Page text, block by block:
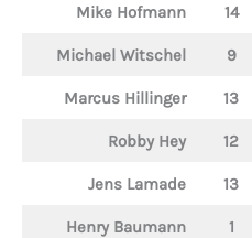
Mike Hofmann 14
Michael Witschel 9
Marcus Hillinger 13
Robby Hey 12
Jens Lamade 13
Henry Baumann 1